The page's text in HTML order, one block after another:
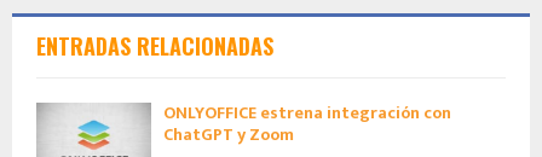
ENTRADAS RELACIONADAS
ONLYOFFICE estrena integración con
ChatGPT y Zoom